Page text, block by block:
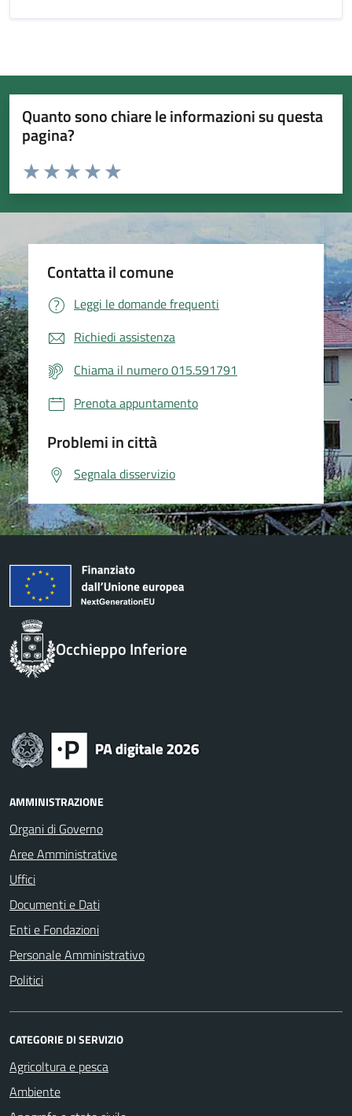
Quanto sono chiare le informazioni su questa
pagina?
Valuta da 1 a 5 stelle la pagina
Valuta 5 stelle su 5
Valuta 4 stelle su 5
Valuta 3 stelle su 5
Valuta 2 stelle su 5
Valuta 1 stelle su 5
Contatta il comune
Leggi le domande frequenti
Richiedi assistenza
Chiama il numero 015.591791
Prenota appuntamento
Problemi in città
Segnala disservizio
Occhieppo Inferiore
AMMINISTRAZIONE
Organi di Governo
Aree Amministrative
Uffici
Documenti e Dati
Enti e Fondazioni
Personale Amministrativo
Politici
CATEGORIE DI SERVIZIO
Agricoltura e pesca
Ambiente